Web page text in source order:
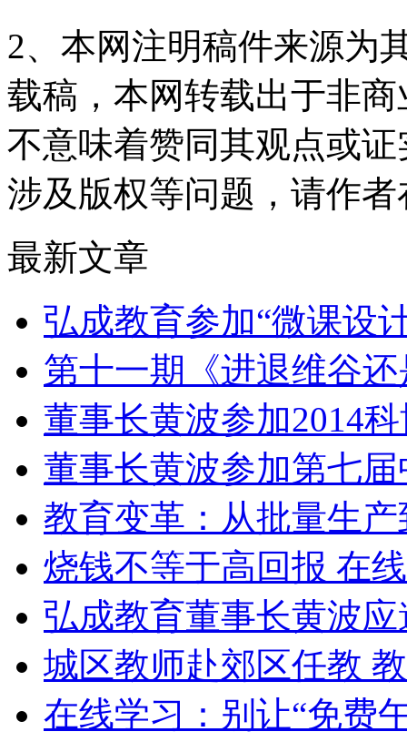
2、本网注明稿件来源为
载稿，本网转载出于非
不意味着赞同其观点或
涉及版权等问题，请作
最新文章
弘成教育参加“微课设
第十一期《进退维谷
董事长黄波参加2014
董事长黄波参加第七
教育变革：从批量生
烧钱不等于高回报 在
弘成教育董事长黄波
城区教师赴郊区任教
在线学习：别让“免费